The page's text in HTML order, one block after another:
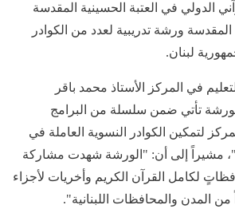
الدولي في العتبة الحسينية المقدسة
ورشة تدريبية لعدد من الكوادر
لبنان.
في المركز الأستاذ محمد باقر
تأتي ضمن سلسلة من البرامج
لتمكين الكوادر النسوية العاملة في
مشيراً إلى أن: "الورشة شهدت مشاركة
لكامل القرآن الكريم وأخريات لأجزاء
من المدن والمحافظات اللبنانية".